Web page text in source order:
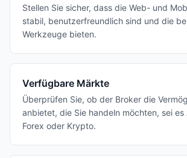
Stellen Sie sicher, dass die Web- und
stabil, benutzerfreundlich sind und die
Werkzeuge bieten.
Verfügbare Märkte
Überprüfen Sie, ob der Broker die
anbietet, die Sie handeln möchten, sei es
Forex oder Krypto.